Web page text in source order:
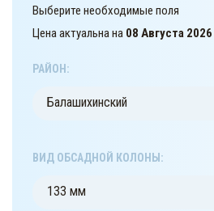
Выберите необходимые поля
Цена актуальна на 08 Августа 2026
РАЙОН:
Балашихинский
ВИД ОБСАДНОЙ КОЛОНЫ:
133 мм